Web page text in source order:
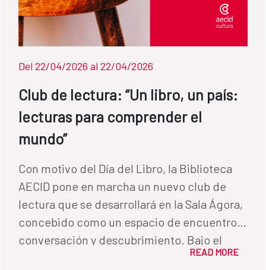
presentar brevemente los libros donados y
compartir el interés de las obras
incorporadas a la colección. La edición de
este año, dedicada al IX centenario de
2026, incluirá además la lectura de
fragmentos de obras y pensamientos
conservados en los fondos de la Biblioteca.
musical de Houssam. 📍 Información
práctica Lugar: Sala de lectura de la
Biblioteca AECID (Avda. de los Reyes
Católicos, 4, Madrid). Fecha: 21 de abril a las
19:00 h. Entrada libre y gratuita, previa
reserva en el correo biblioteca@aecid.es.
Del 22/04/2026 al 22/04/2026
Club de lectura: “Un libro, un país:
lecturas para comprender el
mundo”
Con motivo del Día del Libro, la Biblioteca
AECID pone en marcha un nuevo club de
lectura que se desarrollará en la Sala Ágora,
concebido como un espacio de encuentro,
conversación y descubrimiento. Bajo el
enfoque “Un libro, un país”, el club propone
READ MORE